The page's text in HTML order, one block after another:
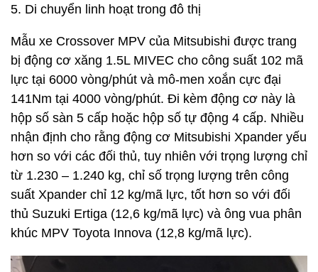
5. Di chuyển linh hoạt trong đô thị
Mẫu xe Crossover MPV của Mitsubishi được trang
bị động cơ xăng 1.5L MIVEC cho công suất 102 mã
lực tại 6000 vòng/phút và mô-men xoắn cực đại
141Nm tại 4000 vòng/phút. Đi kèm động cơ này là
hộp số sàn 5 cấp hoặc hộp số tự động 4 cấp. Nhiều
nhận định cho rằng động cơ Mitsubishi Xpander yếu
hơn so với các đối thủ, tuy nhiên với trọng lượng chỉ
từ 1.230 – 1.240 kg, chỉ số trọng lượng trên công
suất Xpander chỉ 12 kg/mã lực, tốt hơn so với đối
thủ Suzuki Ertiga (12,6 kg/mã lực) và ông vua phân
khúc MPV Toyota Innova (12,8 kg/mã lực).